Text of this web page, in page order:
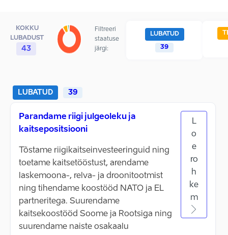
KOKKU
LUBADUST
43
Filtreeri
staatuse
järgi:
LUBATUD
39
LUBATUD 39
Parandame riigi julgeoleku ja
kaitsepositsiooni
Tõstame riigikaitseinvesteeringuid ning
toetame kaitsetööstust, arendame
laskemoona-, relva- ja droonitootmist
ning tihendame koostööd NATO ja EL
partneritega. Suurendame
kaitsekoostööd Soome ja Rootsiga ning
suurendame naiste osakaalu
L
o
e
ro
h
ke
m